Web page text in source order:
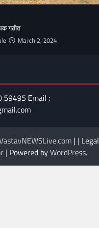
गठीत
March 2, 2024
59495 Email :
| | Legal
| Powered byWordPress.